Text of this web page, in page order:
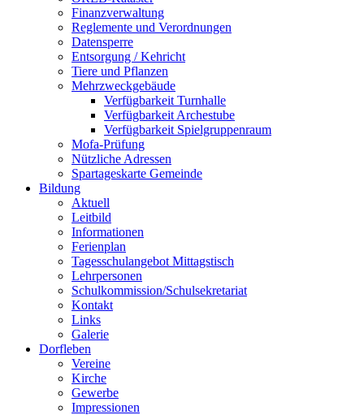
Finanzverwaltung
Reglemente und Verordnungen
Datensperre
Entsorgung / Kehricht
Tiere und Pflanzen
Mehrzweckgebäude
Verfügbarkeit Turnhalle
Verfügbarkeit Archestube
Verfügbarkeit Spielgruppenraum
Mofa-Prüfung
Nützliche Adressen
Spartageskarte Gemeinde
Bildung
Aktuell
Leitbild
Informationen
Ferienplan
Tagesschulangebot Mittagstisch
Lehrpersonen
Schulkommission/Schulsekretariat
Kontakt
Links
Galerie
Dorfleben
Vereine
Kirche
Gewerbe
Impressionen